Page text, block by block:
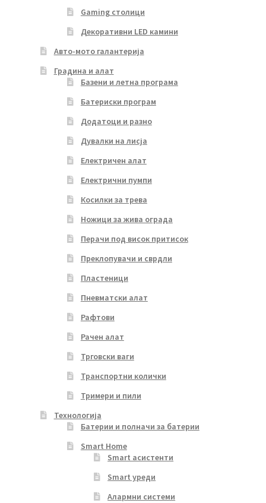
Gaming столици
Декоративни LED камини
Авто-мото галантерија
Градина и алат
Базени и летна програма
Батериски програм
Додатоци и разно
Дувалки на лисја
Електричен алат
Електрични пумпи
Косилки за трева
Ножици за жива ограда
Перачи под висок притисок
Преклопувачи и сврдли
Пластеници
Пневматски алат
Рафтови
Рачен алат
Трговски ваги
Транспортни колички
Тримери и пили
Технологија
Батерии и полначи за батерии
Smart Home
Smart асистенти
Smart уреди
Алармни системи